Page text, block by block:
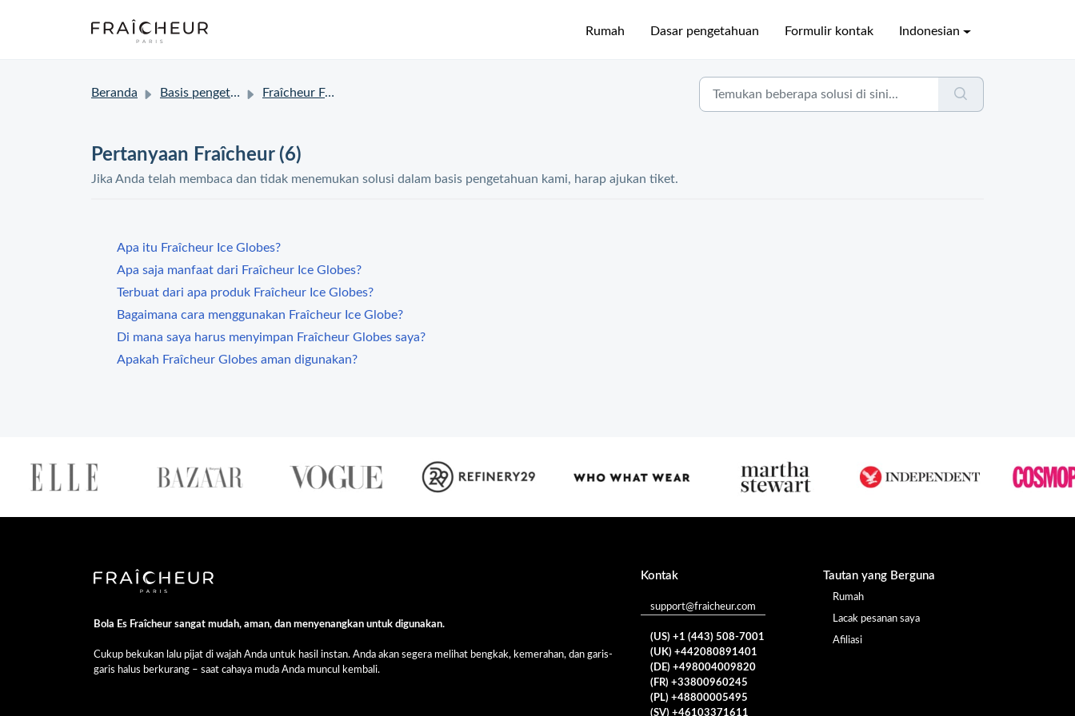
Rumah Dasar pengetahuan Formulir kontak Indonesian
Beranda Basis pengetahuan Fraîcheur FAQ
Pertanyaan Fraîcheur (6)
Jika Anda telah membaca dan tidak menemukan solusi dalam basis pengetahuan kami, harap ajukan tiket.
Apa itu Fraîcheur Ice Globes?
Apa saja manfaat dari Fraîcheur Ice Globes?
Terbuat dari apa produk Fraîcheur Ice Globes?
Bagaimana cara menggunakan Fraîcheur Ice Globe?
Di mana saya harus menyimpan Fraîcheur Globes saya?
Apakah Fraîcheur Globes aman digunakan?
Bola Es Fraîcheur sangat mudah, aman, dan menyenangkan untuk digunakan.
Cukup bekukan lalu pijat di wajah Anda untuk hasil instan. Anda akan segera melihat bengkak, kemerahan, dan garis-
garis halus berkurang – saat cahaya muda Anda muncul kembali.
Kontak
support@fraicheur.com
(US) +1 (443) 508-7001
(UK) +442080891401
(DE) +498004009820
(FR) +33800960245
(PL) +48800005495
(SV) +46103371611
Tautan yang Berguna
Rumah
Lacak pesanan saya
Afiliasi